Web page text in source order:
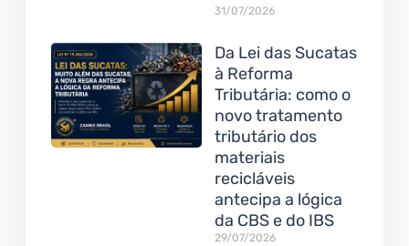
31/07/2026
Da Lei das Sucatas
à Reforma
Tributária: como o
novo tratamento
tributário dos
materiais
recicláveis
antecipa a lógica
da CBS e do IBS
29/07/2026